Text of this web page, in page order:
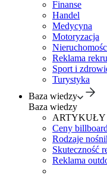
Finanse
Handel
Medycyna
Motoryzacja
Reklama
Sport i
Turystyka
Baza wiedzy
Baza wiedzy
ARTYKUŁY
Ceny
Rodzaje
Skuteczność
Reklama